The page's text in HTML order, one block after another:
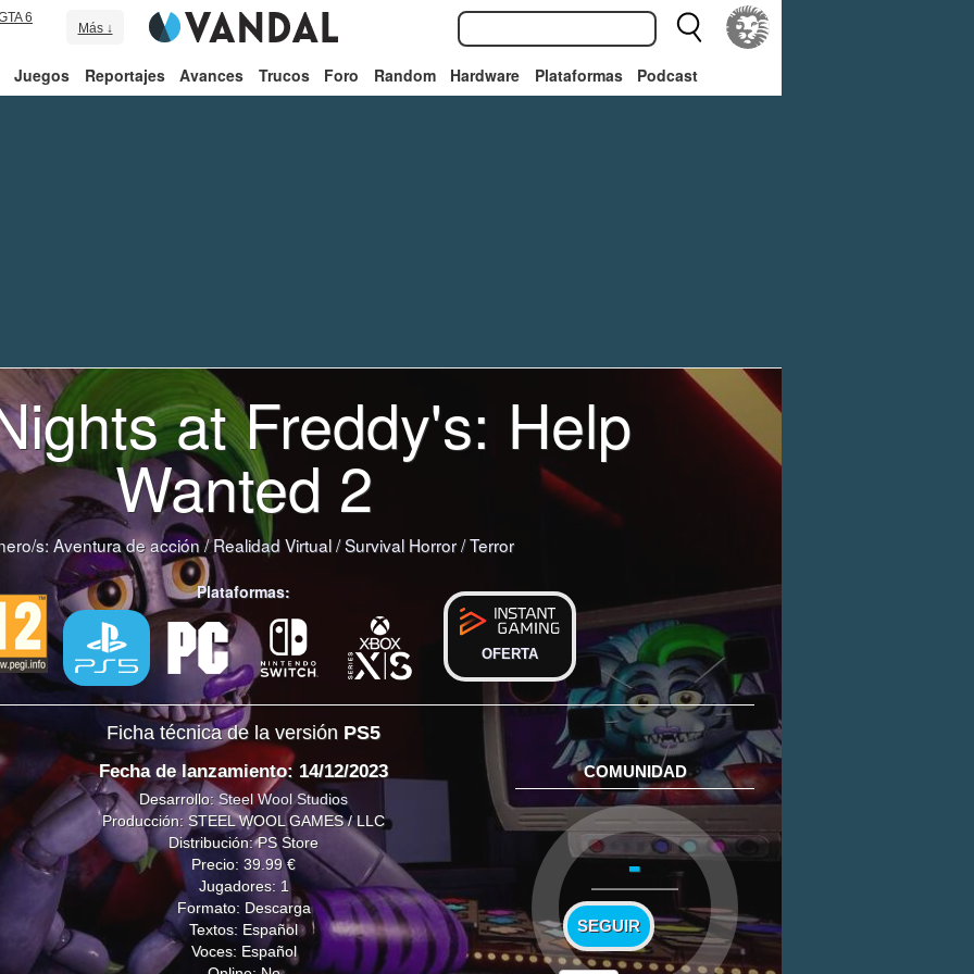
6
Más ↓
Juegos Reportajes Avances Trucos Foro Random Hardware Plataformas Podcast
at Freddy's: Help
Wanted 2
s:Aventura de acción/Realidad Virtual/Survival Horror/Terror
Plataformas:
OFERTA
Ficha técnica de la versión PS5
Fecha de lanzamiento: 14/12/2023
Desarrollo:Steel Wool Studios
Producción: STEEL WOOL GAMES / LLC
Distribución: PS Store
Precio: 39.99 €
Jugadores: 1
Formato: Descarga
Textos: Español
Voces: Español
COMUNIDAD
-
SEGUIR